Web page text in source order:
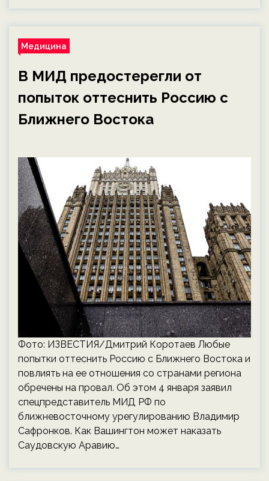
Медицина
В МИД предостерегли от
попыток оттеснить Россию с
Ближнего Востока
Фото: ИЗВЕСТИЯ/Дмитрий Коротаев Любые
попытки оттеснить Россию с Ближнего Востока и
повлиять на ее отношения со странами региона
обречены на провал. Об этом 4 января заявил
спецпредставитель МИД РФ по
ближневосточному урегулированию Владимир
Сафронков. Как Вашингтон может наказать
Саудовскую Аравию…